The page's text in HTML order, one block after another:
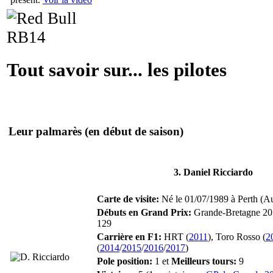
Tout savoir sur... les pilotes
Leur palmarès (en début de saison)
3. Daniel Ricciardo
Carte de visite: Né le 01/07/1989 à Perth
Débuts en Grand Prix: Grande-Bretagne
129
Carrière en F1: HRT (2011), Toro Rosso (
(2014/2015/2016/2017)
Pole position: 1 et Meilleurs tours: 9